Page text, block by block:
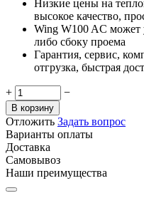
Низкие цены на
высокое качество,
Wing W100 AC может
либо сбоку проема
Гарантия, сервис,
отгрузка, быстрая
+ −
В корзину
Отложить Задать вопрос
Варианты оплаты
Доставка
Самовывоз
Наши преимущества